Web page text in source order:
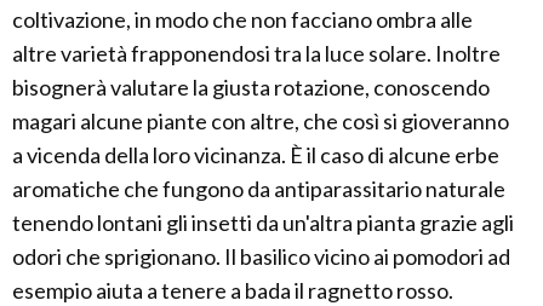
coltivazione, in modo che non facciano ombra alle
altre varietà frapponendosi tra la luce solare. Inoltre
bisognerà valutare la giusta rotazione, conoscendo
magari alcune piante con altre, che così si gioveranno
a vicenda della loro vicinanza. È il caso di alcune erbe
aromatiche che fungono da antiparassitario naturale
tenendo lontani gli insetti da un'altra pianta grazie agli
odori che sprigionano. Il basilico vicino ai pomodori ad
esempio aiuta a tenere a bada il ragnetto rosso.